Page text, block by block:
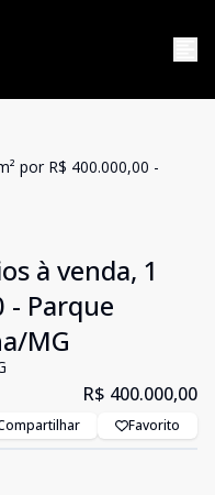
por R$ 400.000,00 -
à venda, 1
- Parque
MG
R$ 400.000,00
Favorito